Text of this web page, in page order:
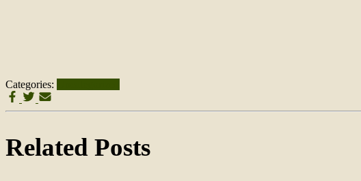
Categories:
Related Posts